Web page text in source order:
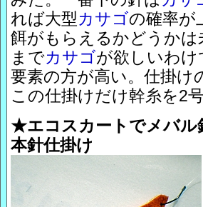
れば大型カサゴの確率が
餌がもらえるかどうか
までカサゴが欲しいわ
要素の方が高い。仕掛け
この仕掛けだけ幹糸を2
★エコスカートでメバル
本針仕掛け